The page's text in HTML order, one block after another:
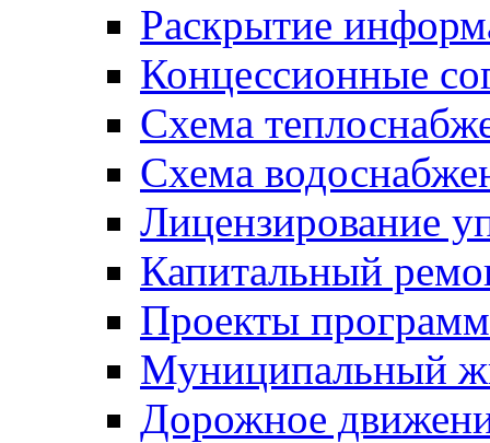
Раскрытие
Концессионные
Схема
Схема
Лицензирование
Капитальный
Проекты программ
Муниципальный
Дорожное